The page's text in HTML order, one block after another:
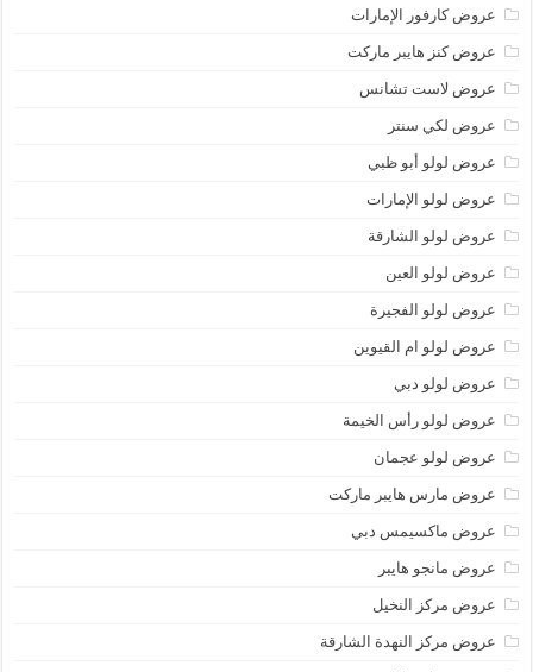
عروض كارفور الإمارات
عروض كنز هايبر ماركت
عروض لاست تشانس
عروض لكي سنتر
عروض لولو أبو ظبي
عروض لولو الإمارات
عروض لولو الشارقة
عروض لولو العين
عروض لولو الفجيرة
عروض لولو ام القيوين
عروض لولو دبي
عروض لولو رأس الخيمة
عروض لولو عجمان
عروض مارس هايبر ماركت
عروض ماكسيمس دبي
عروض مانجو هايبر
عروض مركز النخيل
عروض مركز النهدة الشارقة